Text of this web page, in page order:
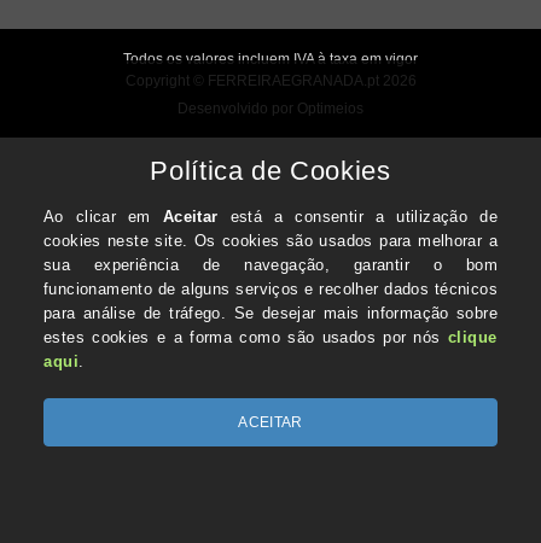
Todos os valores incluem IVA à taxa em vigor
Copyright © FERREIRAEGRANADA.pt 2026
Desenvolvido por Optimeios